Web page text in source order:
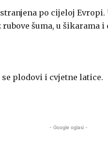
po cijeloj
šuma, u šikarama i
plodovi i cvjetne latice.
- Google oglasi -